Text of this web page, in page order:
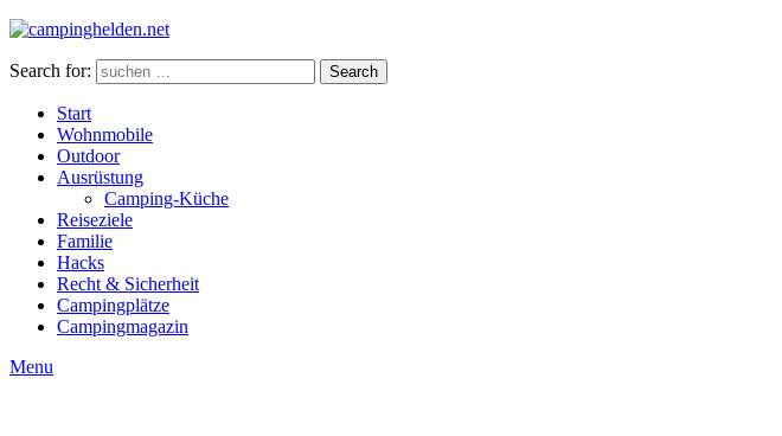
Search for: Search
Start
Wohnmobile
Outdoor
Ausrüstung
Camping-Küche
Reiseziele
Familie
Hacks
Recht & Sicherheit
Campingplätze
Campingmagazin
Menu